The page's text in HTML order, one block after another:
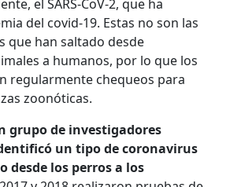
el SARS-CoV-2, que ha
del covid-19. Estas no son las
que han saltado desde
a humanos, por lo que los
regularmente chequeos para
zoonóticas.
grupo de investigadores
un tipo de coronavirus
desde los perros a los